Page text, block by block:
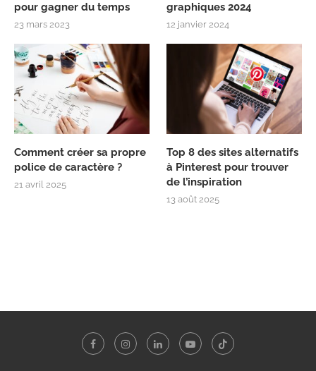
pour gagner du temps
23 mars 2023
graphiques 2024
12 janvier 2024
Comment créer sa propre
police de caractère ?
21 avril 2025
Top 8 des sites alternatifs
à Pinterest pour trouver
de l’inspiration
13 août 2025